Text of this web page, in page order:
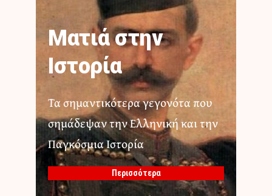
Ματιά στην
Ιστορία
Τα σημαντικότερα γεγονότα που
σημάδεψαν την Ελληνική και την
Παγκόσμια Ιστορία
Περισσότερα